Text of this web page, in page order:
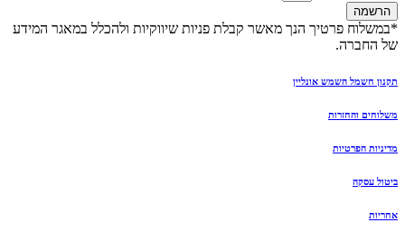
הרשמה
*במשלוח פרטיך הנך מאשר קבלת פניות שיווקיות ולהכלל במאגר המידע
של החברה.
תקנון חשמל השמש אונליין
משלוחים והחזרות
מדיניות הפרטיות
ביטול עסקה
אחריות